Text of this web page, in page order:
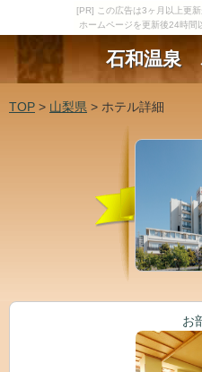
[PR] この広告は3ヶ月以上更新
ホームページを更新後24時間
石和温泉
TOP > 山梨県 > ホテル詳細
お